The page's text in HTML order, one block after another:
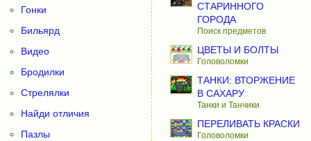
Гонки
Бильярд
Видео
Бродилки
Стрелялки
Найди отличия
Пазлы
СТАРИННОГО
ГОРОДА
Поиск предметов
ЦВЕТЫ И БОЛТЫ
Головоломки
ТАНКИ: ВТОРЖЕНИЕ
В САХАРУ
Танки и Танчики
ПЕРЕЛИВАТЬ КРАСКИ
Головоломки